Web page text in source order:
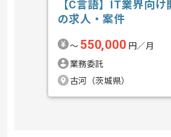
【C言語】IT業界向け
の求人・案件
〜 550,000 円／月
業務委託
古河（茨城県）